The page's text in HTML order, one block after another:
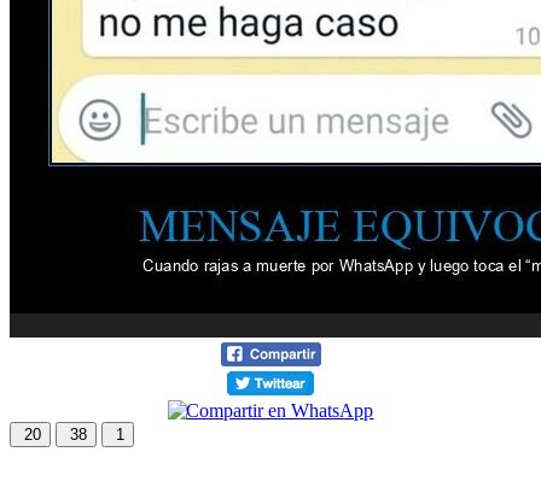
20 38 1